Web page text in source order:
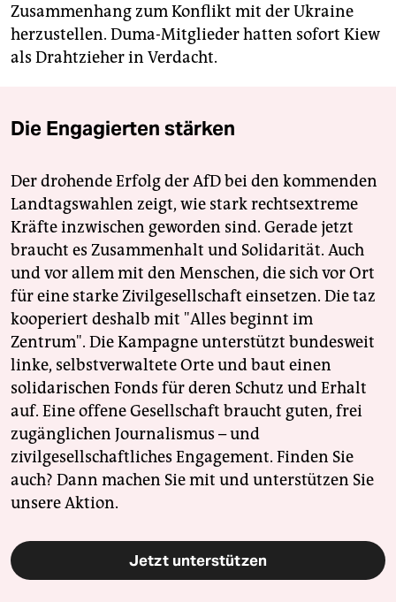
Zusammenhang zum Konflikt mit der Ukraine
herzustellen. Duma-Mitglieder hatten sofort Kiew
als Drahtzieher in Verdacht.
Die Engagierten stärken
Der drohende Erfolg der AfD bei den kommenden
Landtagswahlen zeigt, wie stark rechtsextreme
Kräfte inzwischen geworden sind. Gerade jetzt
braucht es Zusammenhalt und Solidarität. Auch
und vor allem mit den Menschen, die sich vor Ort
für eine starke Zivilgesellschaft einsetzen. Die taz
kooperiert deshalb mit "Alles beginnt im
Zentrum". Die Kampagne unterstützt bundesweit
linke, selbstverwaltete Orte und baut einen
solidarischen Fonds für deren Schutz und Erhalt
auf. Eine offene Gesellschaft braucht guten, frei
zugänglichen Journalismus – und
zivilgesellschaftliches Engagement. Finden Sie
auch? Dann machen Sie mit und unterstützen Sie
unsere Aktion.
Jetzt unterstützen